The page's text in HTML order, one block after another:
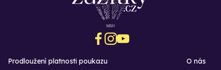
Prodloužení platnosti poukazu
O nás